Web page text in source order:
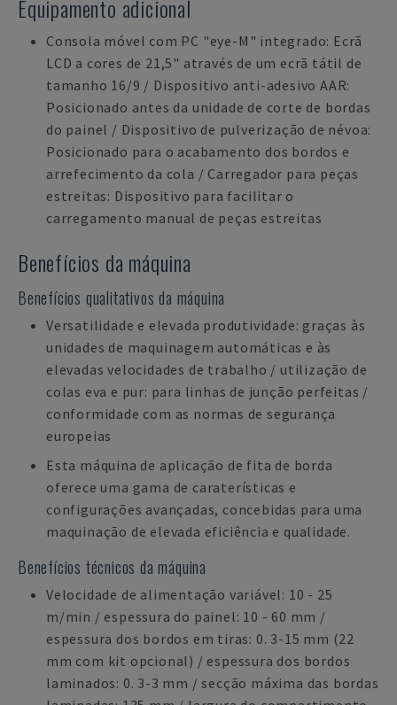
Equipamento adicional
Consola móvel com PC "eye-M" integrado: Ecrã
LCD a cores de 21,5" através de um ecrã tátil de
tamanho 16/9 / Dispositivo anti-adesivo AAR:
Posicionado antes da unidade de corte de bordas
do painel / Dispositivo de pulverização de névoa:
Posicionado para o acabamento dos bordos e
arrefecimento da cola / Carregador para peças
estreitas: Dispositivo para facilitar o
carregamento manual de peças estreitas
Benefícios da máquina
Benefícios qualitativos da máquina
Versatilidade e elevada produtividade: graças às
unidades de maquinagem automáticas e às
elevadas velocidades de trabalho / utilização de
colas eva e pur: para linhas de junção perfeitas /
conformidade com as normas de segurança
europeias
Esta máquina de aplicação de fita de borda
oferece uma gama de caraterísticas e
configurações avançadas, concebidas para uma
maquinação de elevada eficiência e qualidade.
Benefícios técnicos da máquina
Velocidade de alimentação variável: 10 - 25
m/min / espessura do painel: 10 - 60 mm /
espessura dos bordos em tiras: 0. 3-15 mm (22
mm com kit opcional) / espessura dos bordos
laminados: 0. 3-3 mm / secção máxima das bordas